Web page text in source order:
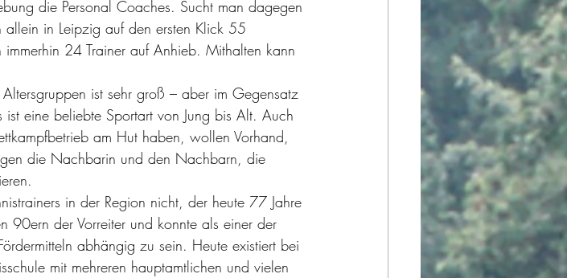
die Personal Coaches. Sucht man dagegen
allein in Leipzig auf den ersten Klick 55
24 Trainer auf Anhieb. Mithalten kann
ist sehr groß – aber im Gegensatz
eine beliebte Sportart von Jung bis Alt. Auch
am Hut haben, wollen Vorhand,
die Nachbarin und den Nachbarn, die
in der Region nicht, der heute 77 Jahre
90ern der Vorreiter und konnte als einer der
abhängig zu sein. Heute existiert bei
mit mehreren hauptamtlichen und vielen